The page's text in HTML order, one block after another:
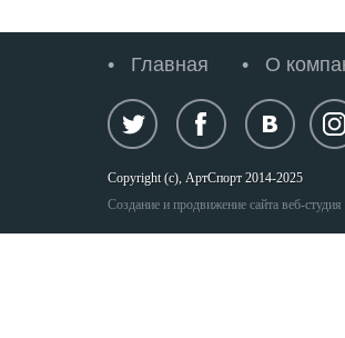
Главная О
Copyright (c), АртСпорт 2014-2025
Создание и продвижение сайта веб-студия